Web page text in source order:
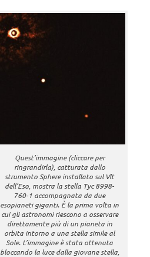
Quest’immagine (cliccare per
ringrandirla), catturata dallo
strumento Sphere installato sul Vlt
dell’Eso, mostra la stella Tyc 8998-
760-1 accompagnata da due
esopianeti giganti. È la prima volta in
cui gli astronomi riescono a osservare
direttamente più di un pianeta in
orbita intorno a una stella simile al
Sole. L’immagine è stata ottenuta
bloccando la luce dalla giovane stella,